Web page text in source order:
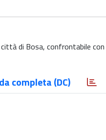
di Bosa, confrontabile
completa (DC)